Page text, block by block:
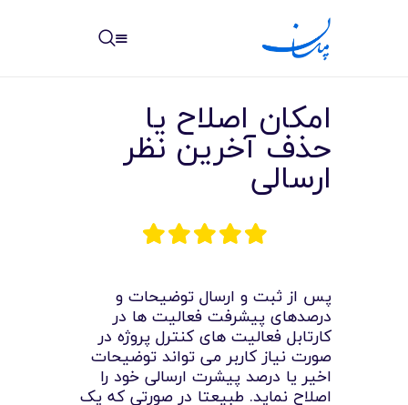
نوشته ها
مرکز آموزش
امکانات
سیستم ها
امکان اصلاح یا
حذف آخرین نظر
ارسالی
پس از ثبت و ارسال توضیحات و
درصدهای پیشرفت فعالیت ها در
کارتابل فعالیت های کنترل پروژه در
صورت نیاز کاربر می تواند توضیحات
اخیر یا درصد پیشرت ارسالی خود را
اصلاح نماید. طبیعتا در صورتی که یک